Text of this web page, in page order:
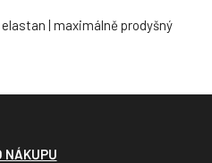
| maximálně prodyšný
NÁKUPU